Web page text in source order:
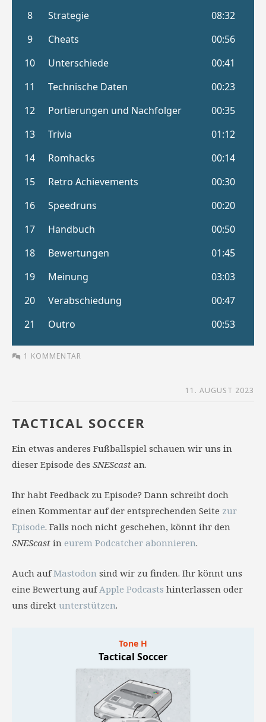
1 KOMMENTAR
11. AUGUST 2023
TACTICAL SOCCER
Ein etwas anderes Fußballspiel schauen wir uns in
dieser Episode des SNEScast an.
Ihr habt Feedback zu Episode? Dann schreibt doch
einen Kommentar auf der entsprechenden Seite zur
Episode. Falls noch nicht geschehen, könnt ihr den
SNEScast in eurem Podcatcher abonnieren.
Auch aufMastodon sind wir zu finden. Ihr könnt uns
eine Bewertung aufApple Podcasts hinterlassen oder
uns direkt unterstützen.